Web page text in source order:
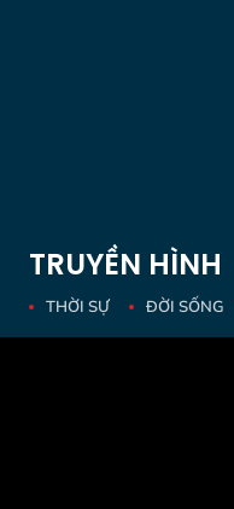
TRUYỀN HÌNH
THỜI SỰ ĐỜI SỐNG